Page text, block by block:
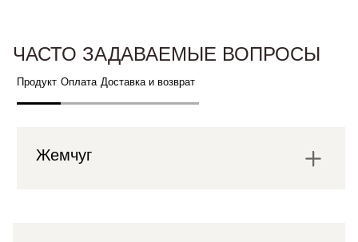
ЧАСТО ЗАДАВАЕМЫЕ ВОПРОСЫ
Продукт Оплата Доставка и возврат
Жемчуг